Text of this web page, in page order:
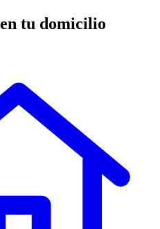
tu domicilio